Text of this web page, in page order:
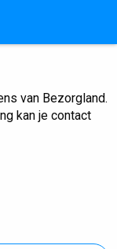
van Bezorgland.
kan je contact